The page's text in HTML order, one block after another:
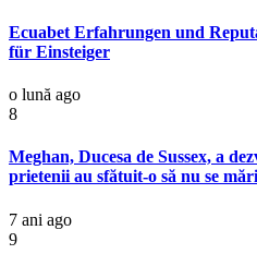
Ecuabet Erfahrungen und
für Einsteiger
o lună ago
8
Meghan, Ducesa de Sussex, a
prietenii au sfătuit-o să nu se
7 ani ago
9